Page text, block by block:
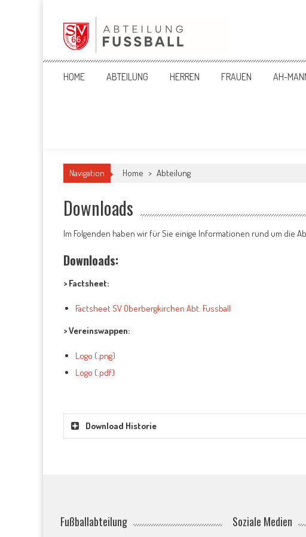
content
SV '66 Oberbergkirchen eV |
HOME ABTEILUNG HERREN FRAUEN AH-
Navigation Home > Abteilung
Downloads
Im Folgenden haben wir für Sie einige Informationen rund um die
Downloads:
> Factsheet:
Factsheet SV Oberbergkirchen Abt. Fussball
> Vereinswappen:
Logo (.png)
Logo (.pdf)
Download Historie
Fußballabteilung Soziale Medien